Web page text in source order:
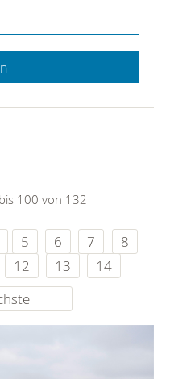
100 von 132
5 6 7
8
12 13
14